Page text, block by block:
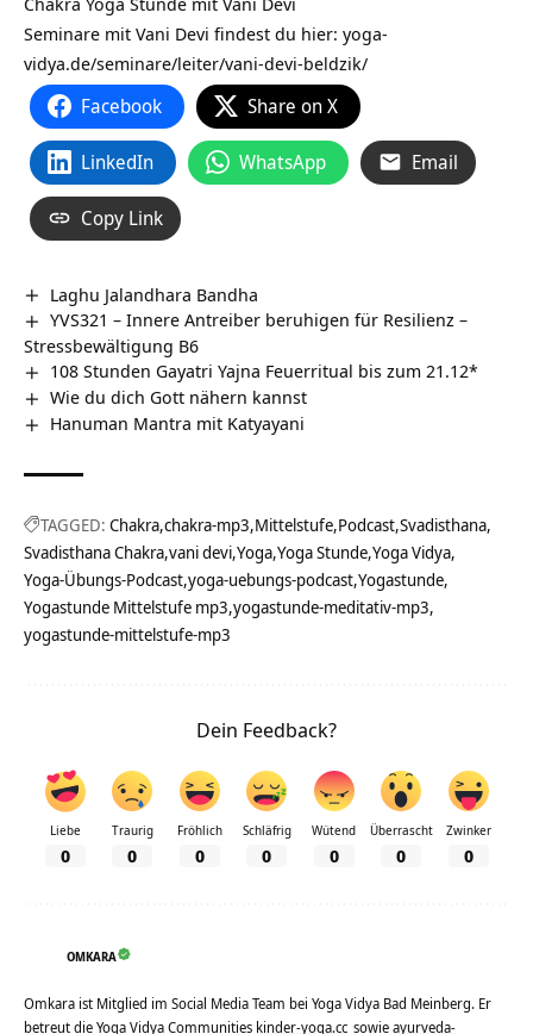
Seminare mit Vani Devi findest du hier: yoga-
vidya.de/seminare/leiter/vani-devi-beldzik/
Facebook Share on X
LinkedIn WhatsApp Email
Copy Link
Laghu Jalandhara Bandha
YVS321 – Innere Antreiber beruhigen für Resilienz –
Stressbewältigung B6
108 Stunden Gayatri Yajna Feuerritual bis zum 21.12*
Wie du dich Gott nähern kannst
Hanuman Mantra mit Katyayani
TAGGED: Chakra chakra-mp3 Mittelstufe Podcast Svadisthana
Svadisthana Chakra vani devi Yoga Yoga Stunde Yoga Vidya
Yoga-Übungs-Podcast yoga-uebungs-podcast Yogastunde
Yogastunde Mittelstufe mp3 yogastunde-meditativ-mp3
yogastunde-mittelstufe-mp3
Dein Feedback?
Liebe
0
Traurig
0
Fröhlich
0
Schläfrig
0
Wütend
0
Überrascht
0
Zwinker
0
OMKARA
Omkara ist Mitglied im Social Media Team bei Yoga Vidya Bad Meinberg. Er
betreut die Yoga Vidya Communities kinder-yoga.cc sowieayurveda-